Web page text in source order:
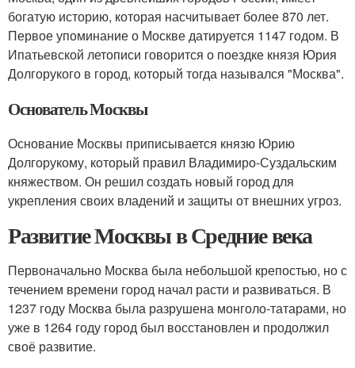
богатую историю, которая насчитывает более 870 лет.
Первое упоминание о Москве датируется 1147 годом. В
Ипатьевской летописи говорится о поездке князя Юрия
Долгорукого в город, который тогда назывался "Москва".
Основатель Москвы
Основание Москвы приписывается князю Юрию
Долгорукому, который правил Владимиро-Суздальским
княжеством. Он решил создать новый город для
укрепления своих владений и защиты от внешних угроз.
Развитие Москвы в Средние века
Первоначально Москва была небольшой крепостью, но с
течением времени город начал расти и развиваться. В
1237 году Москва была разрушена монголо-татарами, но
уже в 1264 году город был восстановлен и продолжил
своё развитие.